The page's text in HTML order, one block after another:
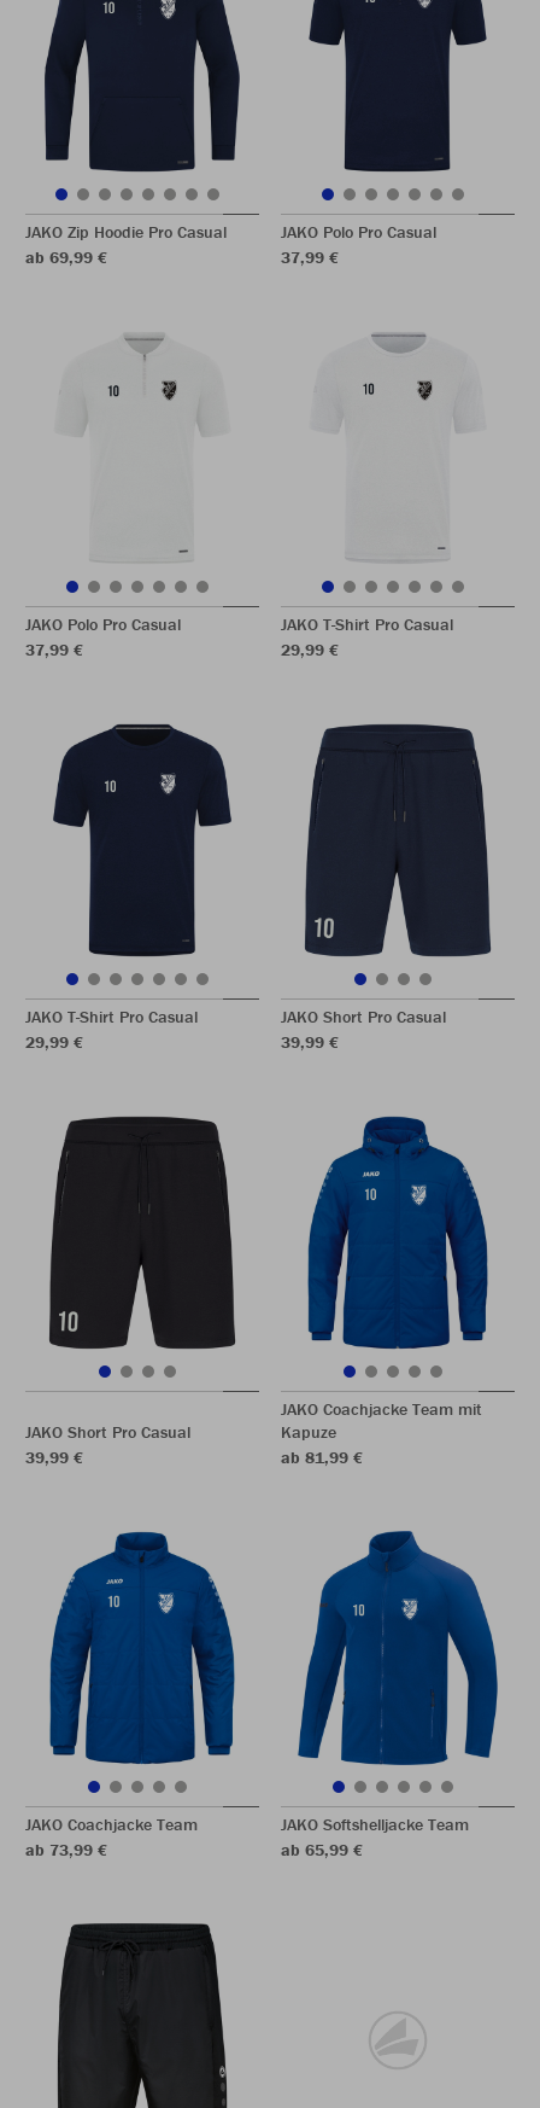
JAKO Zip Hoodie Pro Casual
ab 69,99 €
JAKO Polo Pro Casual
37,99 €
JAKO Polo Pro Casual
37,99 €
JAKO T-Shirt Pro Casual
29,99 €
JAKO T-Shirt Pro Casual
29,99 €
JAKO Short Pro Casual
39,99 €
JAKO Short Pro Casual
39,99 €
JAKO Coachjacke Team mit
Kapuze
ab 81,99 €
JAKO Coachjacke Team
ab 73,99 €
JAKO Softshelljacke Team
ab 65,99 €